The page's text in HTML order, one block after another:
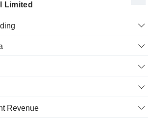
Limited
Revenue